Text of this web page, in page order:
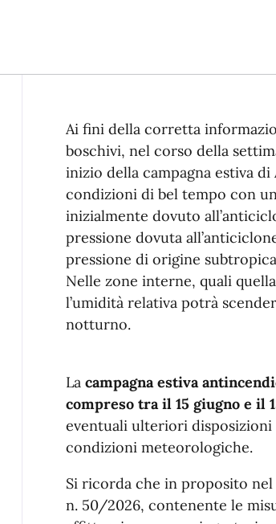
Descrizione
Ai fini della corretta
boschivi, nel corso della
inizio della campagna estiva
condizioni di bel tempo con
inizialmente dovuto
pressione dovuta
pressione di origine
Nelle zone interne, quali
l’umidità relativa potrà
notturno.
Lacampagna estiva
compreso tra il 15 giugno e il
eventuali ulteriori disposizioni
condizioni meteorologiche.
Si ricorda che in proposito
n. 50/2026, contenente le